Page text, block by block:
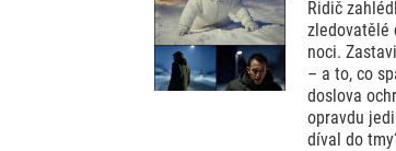
Řidič
zledovatělé
noci.
– a to, co
doslova
opravdu
díval do